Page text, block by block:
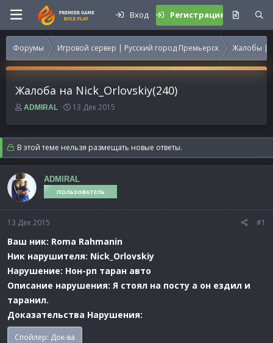
Вход Регистрация
Форумы Игровой сервер | Русский город Премьерск Жалобы |
Жалоба на Nick_Orlovskiy(240)
А
т
о
р
т
е
м
ы
ADMIRAL
Д
т
а
н
а
а
л
13 Дек 2015
В этой теме нельзя размещать новые ответы.
ADMIRAL
ПОЛЬЗОВАТЕЛЬ
13 Дек 2015 #1
Ваш ник: Roma Rahmanin
Ник нарушителя: Nick_Orlovskiy
Нарушение: Нон-рп таран авто
Описание нарушения: Я стоял на посту а он ездил и
таранил.
Доказательства Нарушения:
Спойлер: Док-ва